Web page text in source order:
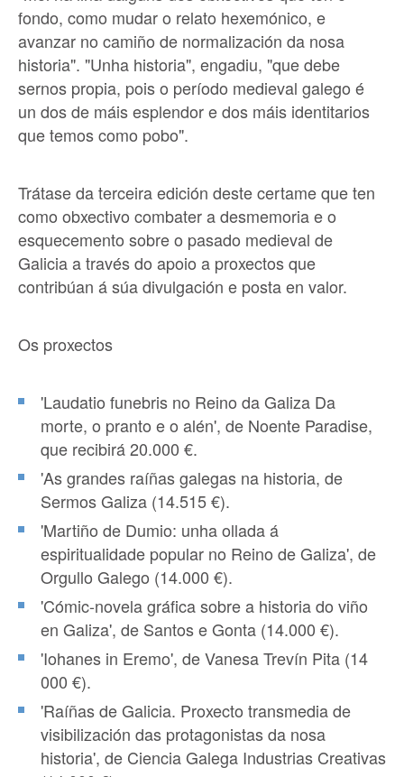
fondo, como mudar o relato hexemónico, e
avanzar no camiño de normalización da nosa
historia". "Unha historia", engadiu, "que debe
sernos propia, pois o período medieval galego é
un dos de máis esplendor e dos máis identitarios
que temos como pobo".
Trátase da terceira edición deste certame que ten
como obxectivo combater a desmemoria e o
esquecemento sobre o pasado medieval de
Galicia a través do apoio a proxectos que
contribúan á súa divulgación e posta en valor.
Os proxectos
'Laudatio funebris no Reino da Galiza Da
morte, o pranto e o alén', de Noente Paradise,
que recibirá 20.000 €.
'As grandes raíñas galegas na historia, de
Sermos Galiza (14.515 €).
'Martiño de Dumio: unha ollada á
espiritualidade popular no Reino de Galiza', de
Orgullo Galego (14.000 €).
'Cómic-novela gráfica sobre a historia do viño
en Galiza', de Santos e Gonta (14.000 €).
'Iohanes in Eremo', de Vanesa Trevín Pita (14
000 €).
'Raíñas de Galicia. Proxecto transmedia de
visibilización das protagonistas da nosa
historia', de Ciencia Galega Industrias Creativas